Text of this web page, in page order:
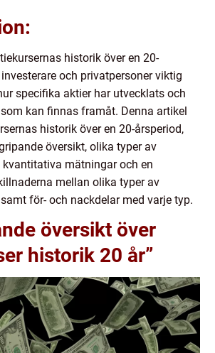
historik över en 20-
och privatpersoner viktig
specifika aktier har utvecklats och
kan finnas framåt. Denna artikel
historik över en 20-årsperiod,
översikt, olika typer av
mätningar och en
mellan olika typer av
för- och nackdelar med varje typ.
översikt över
historik 20 år”